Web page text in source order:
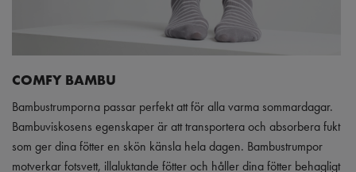
COMFY BAMBU
Bambustrumporna passar perfekt att för alla varma sommardagar.
Bambuviskosens egenskaper är att transportera och absorbera fukt
som ger dina fötter en skön känsla hela dagen. Bambustrumpor
motverkar fotsvett, illaluktande fötter och håller dina fötter behagligt